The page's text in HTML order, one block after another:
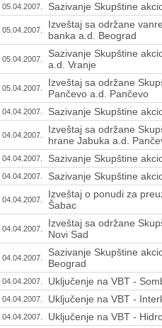
05.04.2007. Sazivanje Skupštine
05.04.2007.
Izveštaj sa održane
banka a.d. Beograd
05.04.2007.
Sazivanje Skupštine
a.d. Vranje
05.04.2007.
Izveštaj sa održane
Pančevo a.d. Pančevo
04.04.2007. Sazivanje Skupštine
04.04.2007.
Izveštaj sa održane
hrane Jabuka a.d.
04.04.2007. Sazivanje Skupštine
04.04.2007. Sazivanje Skupštine
04.04.2007.
Izveštaj o ponudi za
Šabac
04.04.2007.
Izveštaj sa održane
Novi Sad
04.04.2007.
Sazivanje Skupštine
Beograd
04.04.2007. Uključenje na VBT -
04.04.2007. Uključenje na VBT -
04.04.2007. Uključenje na VBT -